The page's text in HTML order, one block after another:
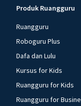
Produk Ruangguru
Ruangguru
Roboguru Plus
Dafa dan Lulu
Kursus for Kids
Ruangguru for Kids
Ruangguru for